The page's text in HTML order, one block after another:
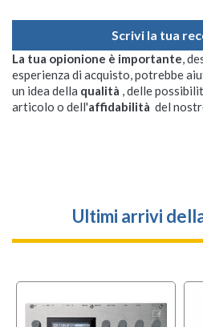
Scrivi la tua
La tua opionione è importante,
esperienza di acquisto, potrebbe
un idea della qualità , delle
articolo o dell'affidabilità del
Ultimi arrivi